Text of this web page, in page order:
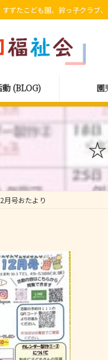
ずたこども園、鈴っ子クラブ
動 (BLOG) 園
号おたより